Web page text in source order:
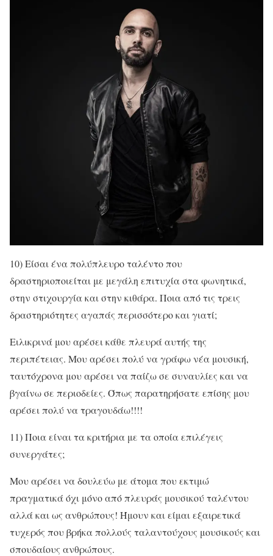
10) Είσαι ένα πολύπλευρο ταλέντο που
δραστηριοποιείται με μεγάλη επιτυχία στα φωνητικά,
στην στιχουργία και στην κιθάρα. Ποια από τις τρεις
δραστηριότητες αγαπάς περισσότερο και γιατί;
Ειλικρινά μου αρέσει κάθε πλευρά αυτής της
περιπέτειας. Μου αρέσει πολύ να γράφω νέα μουσική,
ταυτόχρονα μου αρέσει να παίζω σε συναυλίες και να
βγαίνω σε περιοδείες. Όπως παρατηρήσατε επίσης μου
αρέσει πολύ να τραγουδάω!!!!
11) Ποια είναι τα κριτήρια με τα οποία επιλέγεις
συνεργάτες;
Μου αρέσει να δουλεύω με άτομα που εκτιμώ
πραγματικά όχι μόνο από πλευράς μουσικού ταλέντου
αλλά και ως ανθρώπους! Ήμουν και είμαι εξαιρετικά
τυχερός που βρήκα πολλούς ταλαντούχους μουσικούς και
σπουδαίους ανθρώπους.